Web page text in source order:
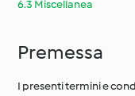
6.3 Miscellanea
Premessa
I presenti termini e